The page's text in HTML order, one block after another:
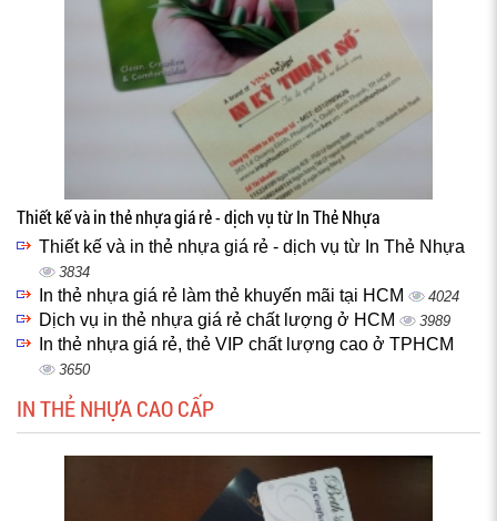
Thiết kế và in thẻ nhựa giá rẻ - dịch vụ từ In Thẻ Nhựa
Thiết kế và in thẻ nhựa giá rẻ - dịch vụ từ In Thẻ Nhựa
3834
In thẻ nhựa giá rẻ làm thẻ khuyến mãi tại HCM 4024
Dịch vụ in thẻ nhựa giá rẻ chất lượng ở HCM 3989
In thẻ nhựa giá rẻ, thẻ VIP chất lượng cao ở TPHCM
3650
IN THẺ NHỰA CAO CẤP